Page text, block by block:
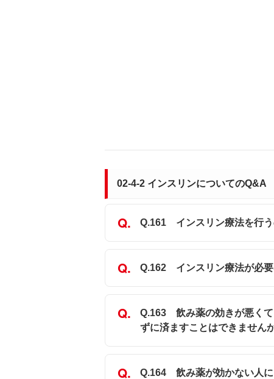
02-4-2 インスリンについてのQ&A
Q.161 インスリン療法を行う
Q.162 インスリン療法が必要
Q.163 飲み薬の効きが悪くて
ずに済ますことはできません
Q.164 飲み薬が効かない人に